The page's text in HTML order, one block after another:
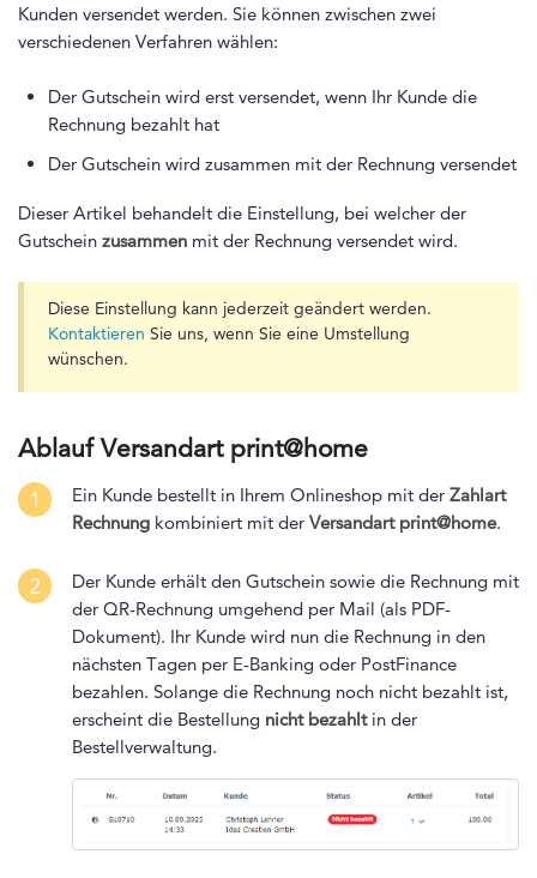
Kunden versendet werden. Sie können zwischen zwei
verschiedenen Verfahren wählen:
Der Gutschein wird erst versendet, wenn Ihr Kunde die
Rechnung bezahlt hat
Der Gutschein wird zusammen mit der Rechnung versendet
Dieser Artikel behandelt die Einstellung, bei welcher der
Gutschein zusammen mit der Rechnung versendet wird.
Diese Einstellung kann jederzeit geändert werden.
Kontaktieren Sie uns, wenn Sie eine Umstellung
wünschen.
Ablauf Versandart print@home
1 Ein Kunde bestellt in Ihrem Onlineshop mit der Zahlart
Rechnung kombiniert mit der Versandart print@home.
2
Der Kunde erhält den Gutschein sowie die Rechnung mit
der QR-Rechnung umgehend per Mail (als PDF-
Dokument). Ihr Kunde wird nun die Rechnung in den
nächsten Tagen per E-Banking oder PostFinance
bezahlen. Solange die Rechnung noch nicht bezahlt ist,
erscheint die Bestellung nicht bezahlt in der
Bestellverwaltung.